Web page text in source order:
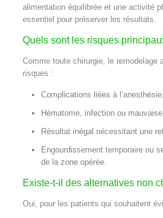
alimentation équilibrée et une activité
essentiel pour préserver les résultats.
Quels sont les risques
Comme toute chirurgie, le remodelage
risques :
Complications liées à l’anesthésie.
Hématome, infection ou
Résultat inégal nécessitant une
Engourdissement temporaire ou
de la zone opérée.
Existe-t-il des alternatives non
Oui, pour les patients qui souhaitent